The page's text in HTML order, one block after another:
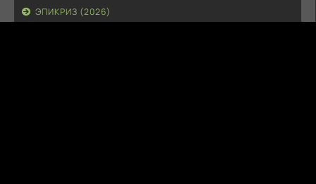
ЭПИКРИЗ (2026)